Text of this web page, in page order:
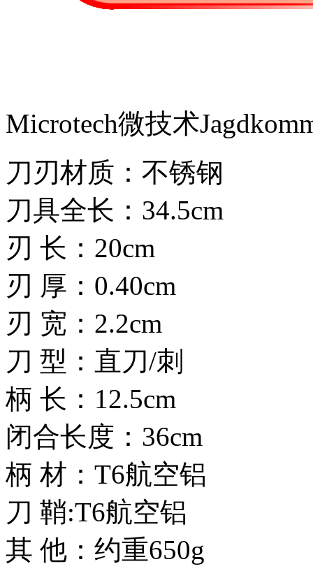
Microtech微技术
刀刃材质：不锈钢
刀具全长：34.5cm
刃 长：20cm
刃 厚：0.40cm
刃 宽：2.2cm
刀 型：直刀/刺
柄 长：12.5cm
闭合长度：36cm
柄 材：T6航空铝
刀 鞘:T6航空铝
其 他：约重650g